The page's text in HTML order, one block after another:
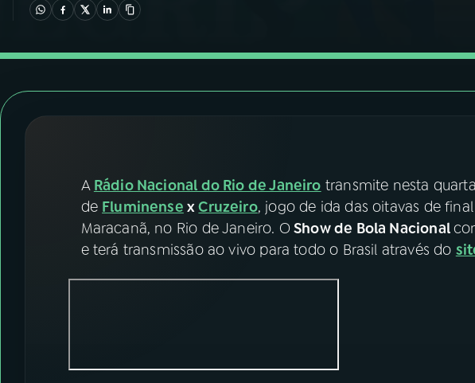
07 ÚLTIMAS
08FESTIVAL DE MÚSICA
Instagram X
A Rádio Nacional do Rio de Janeiro transmite nesta
de Fluminense xCruzeiro, jogo de ida das oitavas de
Maracanã, no Rio de Janeiro. OShow de Bola Nacional
e terá transmissão ao vivo para todo o Brasil através do